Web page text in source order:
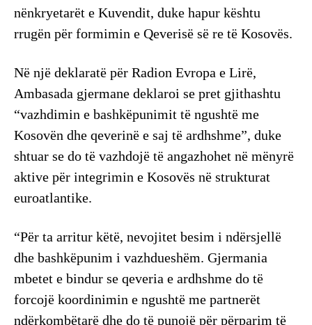
nënkryetarët e Kuvendit, duke hapur kështu
rrugën për formimin e Qeverisë së re të Kosovës.
Në një deklaratë për Radion Evropa e Lirë,
Ambasada gjermane deklaroi se pret gjithashtu
“vazhdimin e bashkëpunimit të ngushtë me
Kosovën dhe qeverinë e saj të ardhshme”, duke
shtuar se do të vazhdojë të angazhohet në mënyrë
aktive për integrimin e Kosovës në strukturat
euroatlantike.
“Për ta arritur këtë, nevojitet besim i ndërsjellë
dhe bashkëpunim i vazhdueshëm. Gjermania
mbetet e bindur se qeveria e ardhshme do të
forcojë koordinimin e ngushtë me partnerët
ndërkombëtarë dhe do të punojë për përparim të